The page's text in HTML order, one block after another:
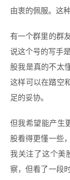
由衷的佩服。这
有一个群里的群
说这个号的写手
股我是真的不太
这样可以在踏空
足的妥协。
但我希望能产生
股看得更懂一些
我关注了这个美
察，但看了一段